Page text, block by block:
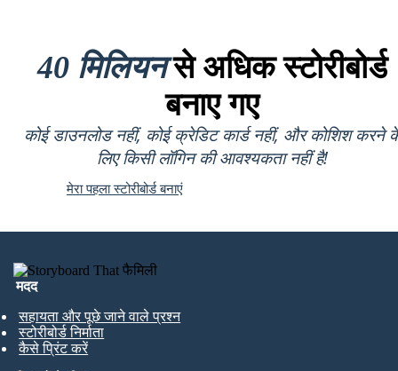
40 मिलियनसे अधिक स्टोरीबोर्ड
बनाए गए
कोई डाउनलोड नहीं, कोई क्रेडिट कार्ड नहीं, और कोशिश करने
लिए किसी लॉगिन की आवश्यकता नहीं है!
मेरा पहला स्टोरीबोर्ड बनाएं
मदद
सहायता और पूछे जाने वाले प्रश्न
स्टोरीबोर्ड निर्माता
कैसे प्रिंट करें